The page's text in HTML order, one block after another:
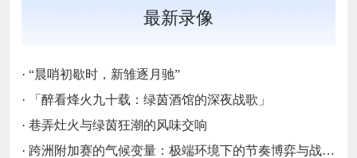
最新录像
· “晨哨初歇时，新雏逐月驰”
·
「醉看烽火九十载：绿茵酒馆的深夜战歌」
· 巷弄灶火与绿茵狂潮的风味交响
· 跨洲附加赛的气候变量：极端环境下的节奏博弈与战术自适应